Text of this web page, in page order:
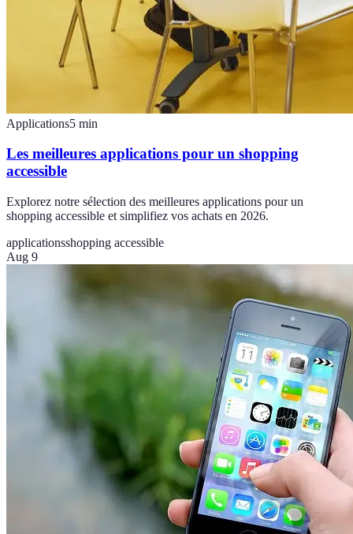
Applications5 min
Les meilleures applications pour un shopping
accessible
Explorez notre sélection des meilleures applications pour un
shopping accessible et simplifiez vos achats en 2026.
applicationsshopping accessible
Aug 9